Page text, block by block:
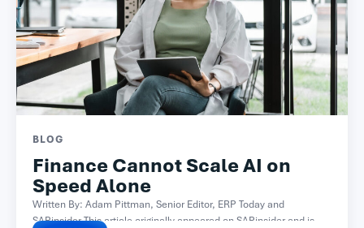
BLOG
Finance Cannot Scale AI on
Speed Alone
Written By: Adam Pittman, Senior Editor, ERP Today and
SAPinsider This article originally appeared on SAPinsider and is...